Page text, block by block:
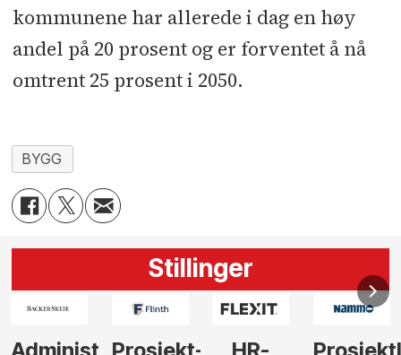
kommunene har allerede i dag en høy
andel på 20 prosent og er forventet å nå
omtrent 25 prosent i 2050.
BYGG
Stillinger
Administrerende
Prosjekt- HR-